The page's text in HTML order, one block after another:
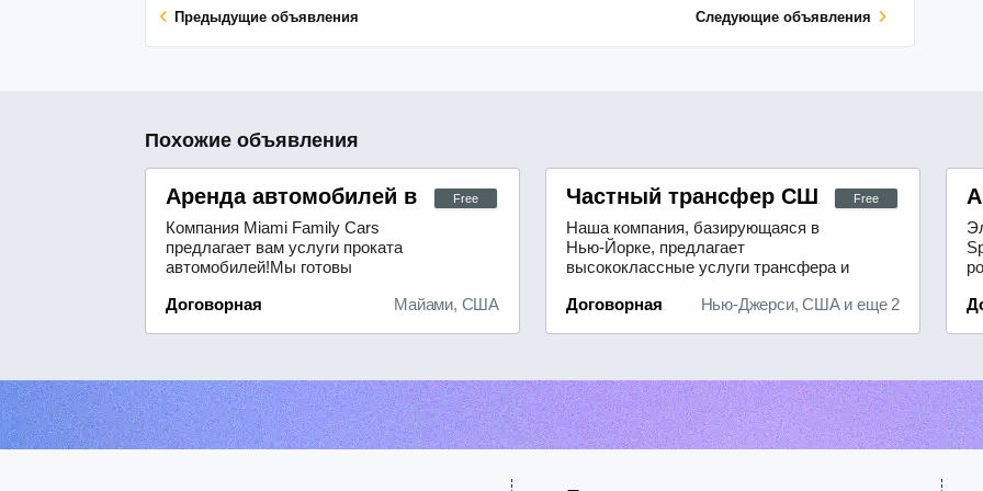
Предыдущие объявления Cледующие объявления
Похожие объявления
Free
Договорная Майами, США
Аренда автомобилей в Майами
Компания Miami Family Cars
предлагает вам услуги проката
автомобилей!Мы готовы
транспортного средства, но и ряд
аэропорт.В нашем автопарке вы
найдёте машины на любой вкус и
под любые задачи! Мы предлагаем
в...
Free
Договорная Нью-Джерси, США и еще 2
Частный трансфер США
Наша компания, базирующаяся в
Нью-Йорке, предлагает
высококлассные услуги трансфера и
Мы готовы организовать перевозку
Джерси, Коннектикуту и
Пенсильвании.Среди наших
ключевых направлений —
почасово...